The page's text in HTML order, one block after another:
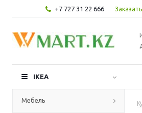
+7 727 31 22 666
IKEA
Мебель